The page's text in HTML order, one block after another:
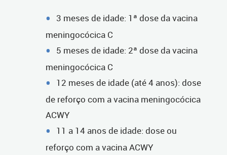
3 meses de idade: 1ª dose da vacina
meningocócica C
5 meses de idade: 2ª dose da vacina
meningocócica C
12 meses de idade (até 4 anos): dose
de reforço com a vacina meningocócica
ACWY
11 a 14 anos de idade: dose ou
reforço com a vacina ACWY